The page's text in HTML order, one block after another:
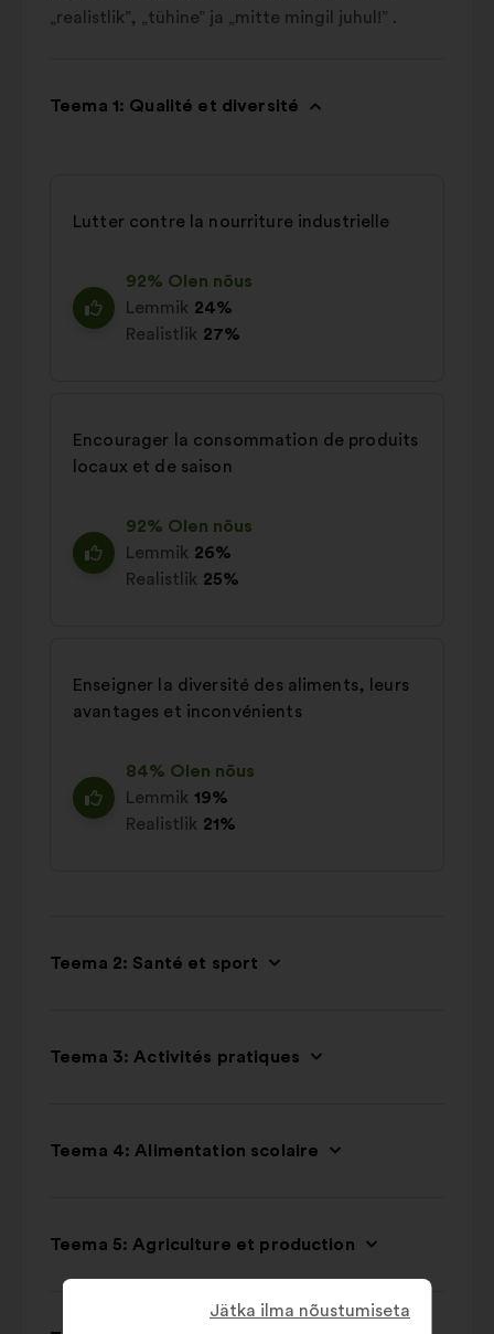
„realistlik”, „tühine” ja „mitte mingil juhul!” .
Teema 1: Qualité et diversité
Lutter contre la nourriture industrielle
92% Olen nõus
Lemmik 24%
Realistlik 27%
Encourager la consommation de produits
locaux et de saison
92% Olen nõus
Lemmik 26%
Realistlik 25%
Enseigner la diversité des aliments, leurs
avantages et inconvénients
84% Olen nõus
Lemmik 19%
Realistlik 21%
Teema 2: Santé et sport
Teema 3: Activités pratiques
Teema 4: Alimentation scolaire
Teema 5: Agriculture et production
Jätka ilma nõustumiseta